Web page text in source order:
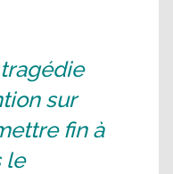
sur
fin à
le